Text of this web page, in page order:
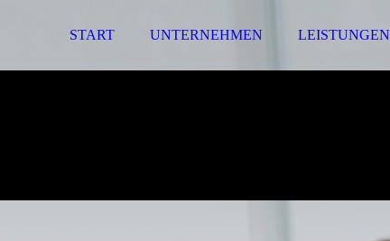
START UNTERNEHMEN LEISTUNGEN